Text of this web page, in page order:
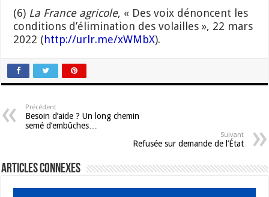
(6) La France agricole, « Des voix dénoncent les
conditions d’élimination des volailles », 22 mars
2022 (http://urlr.me/xWMbX).
Précédent
Besoin d’aide ? Un long chemin
semé d’embûches…
Suivant
Refusée sur demande de l’État
Articles connexes